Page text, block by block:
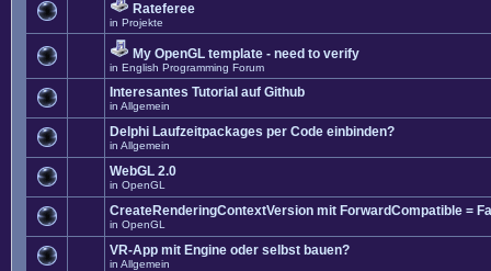
Rateferee
in Projekte
My OpenGL template - need to verify
in English Programming Forum
Interesantes Tutorial auf Github
in Allgemein
Delphi Laufzeitpackages per Code einbinden?
in Allgemein
WebGL 2.0
in OpenGL
CreateRenderingContextVersion mit ForwardCompatible =
in OpenGL
VR-App mit Engine oder selbst bauen?
in Allgemein